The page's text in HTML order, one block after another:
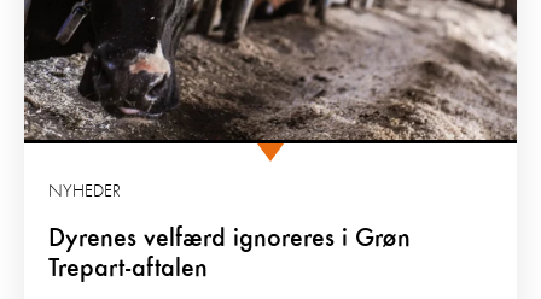
Dyrenes velfærd ignoreres i Grøn
Trepart-aftalen
NYHEDER